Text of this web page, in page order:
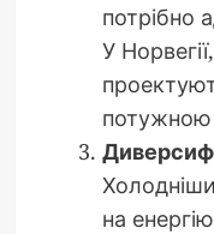
потрібно
У
потужною
на